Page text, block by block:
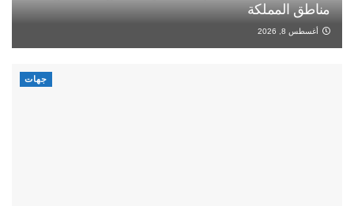
مناطق المملكة
أغسطس 8, 2026
جهات